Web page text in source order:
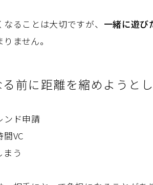
ることは大切ですが、 一緒に遊び
ません。
前に距離を縮めようと
ンド申請
間VC
まう